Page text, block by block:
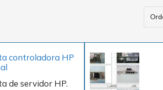
controladora HP
de servidor HP.